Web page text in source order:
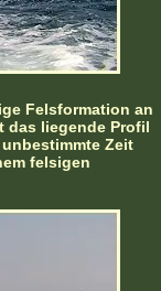
Felsformation an
das liegende Profil
Zeit
felsigen